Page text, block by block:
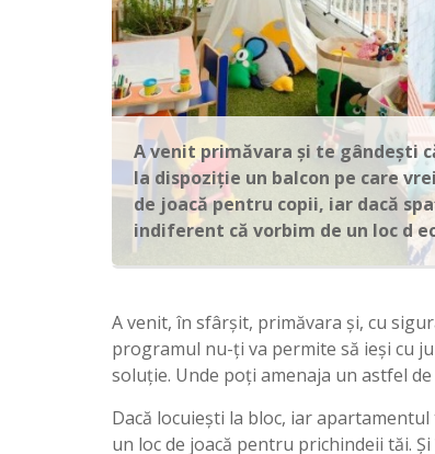
A venit primăvara și te gândești
la dispoziție un balcon pe care
de joacă pentru copii, iar dacă
indiferent că vorbim de un loc d
A venit, în sfârșit, primăvara și, cu
programul nu-ți va permite să ieși cu
soluție. Unde poți amenaja un astfel de
Dacă locuiești la bloc, iar
un loc de joacă pentru prichindeii tăi.